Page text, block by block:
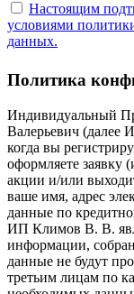
Настоящим
условиями
данных.
Политика
Индивидуальный
Валерьевич
когда вы
оформляете заявку
акции и/или
ваше имя, адрес
данные по
ИП Климов В. В.
информации,
данные не будут
третьим лицам по